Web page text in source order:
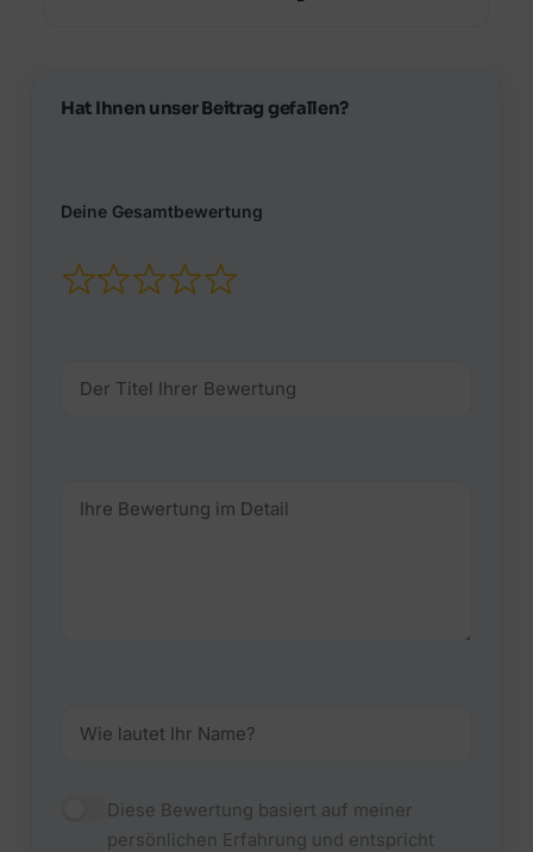
Hat Ihnen unser Beitrag gefallen?
Deine Gesamtbewertung
Diese Bewertung basiert auf meiner
persönlichen Erfahrung und entspricht